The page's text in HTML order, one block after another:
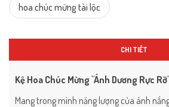
hoa chúc mừng tài lộc
CHI TIẾT
Kệ Hoa Chúc Mừng "Ánh Dương Rực
Mang trong mình năng lượng của ánh